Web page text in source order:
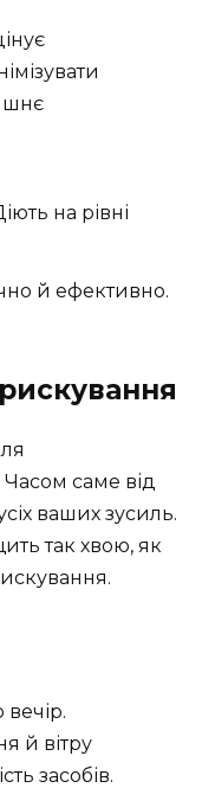
на рівні
й ефективно.
саме від
ваших зусиль.
так хвою, як
й вітру
засобів.